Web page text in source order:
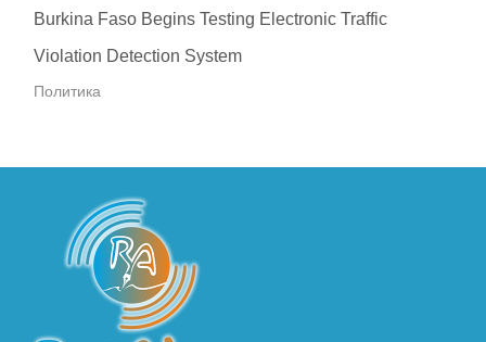
Burkina Faso Begins Testing Electronic Traffic
Violation Detection System
Политика